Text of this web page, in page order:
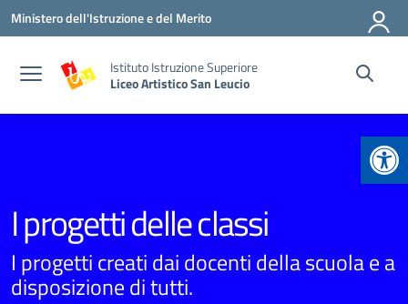
Vai ai contenuti
Vai al menu di navigazione
Vai al footer
Ministero dell'Istruzione e del Merito
Istituto Istruzione Superiore
Liceo Artistico San Leucio
I progetti delle classi
I progetti creati dai docenti della scuola e a
disposizione di tutti.